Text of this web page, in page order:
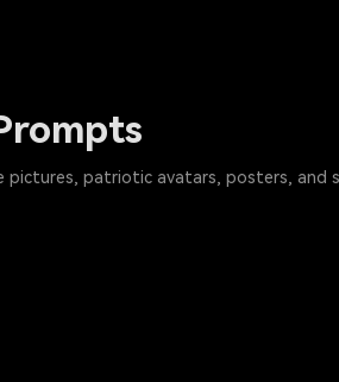
patriotic avatars, posters, and